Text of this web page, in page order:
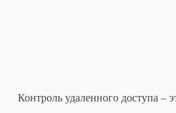
Контроль удаленного доступа –